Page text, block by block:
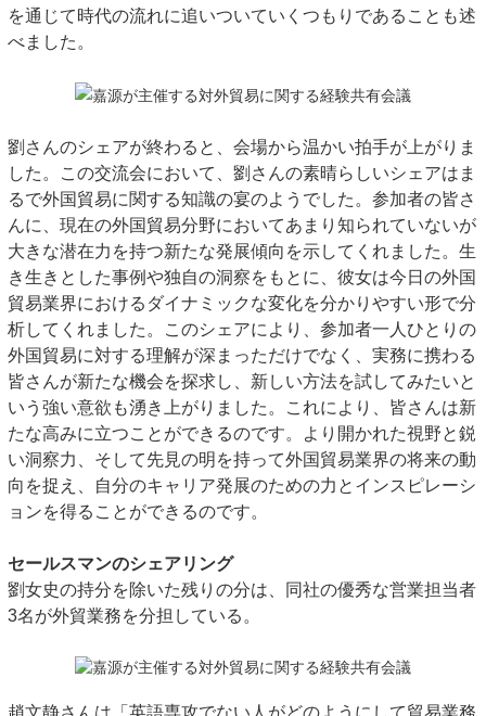
を通じて時代の流れに追いついていくつもりであることも述
べました。
劉さんのシェアが終わると、会場から温かい拍手が上がりま
した。この交流会において、劉さんの素晴らしいシェアはま
るで外国貿易に関する知識の宴のようでした。参加者の皆さ
んに、現在の外国貿易分野においてあまり知られていないが
大きな潜在力を持つ新たな発展傾向を示してくれました。生
き生きとした事例や独自の洞察をもとに、彼女は今日の外国
貿易業界におけるダイナミックな変化を分かりやすい形で分
析してくれました。このシェアにより、参加者一人ひとりの
外国貿易に対する理解が深まっただけでなく、実務に携わる
皆さんが新たな機会を探求し、新しい方法を試してみたいと
いう強い意欲も湧き上がりました。これにより、皆さんは新
たな高みに立つことができるのです。より開かれた視野と鋭
い洞察力、そして先見の明を持って外国貿易業界の将来の動
向を捉え、自分のキャリア発展のための力とインスピレーシ
ョンを得ることができるのです。
セールスマンのシェアリング
劉女史の持分を除いた残りの分は、同社の優秀な営業担当者
3名が外貿業務を分担している。